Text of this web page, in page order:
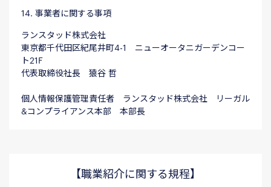
14. 事業者に関する事項
ランスタッド株式会社
東京都千代田区紀尾井町4-1 ニューオータニガーデンコー
ト21F
代表取締役社長 猿谷 哲
個人情報保護管理責任者 ランスタッド株式会社 リーガル
&コンプライアンス本部 本部長
【職業紹介に関する規程】